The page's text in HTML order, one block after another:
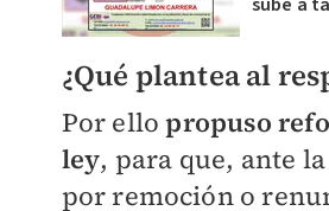
¿Qué plantea al
Por ellopropuso
ley, para que, ante
por remoción o